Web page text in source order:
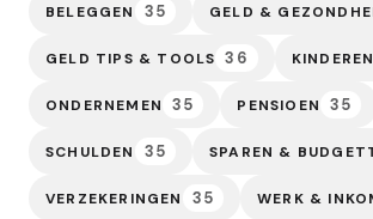
BELEGGEN 35 GELD &
GELD TIPS & TOOLS 36 KINDEREN
ONDERNEMEN 35 PENSIOEN 35
SCHULDEN 35 SPAREN &
VERZEKERINGEN 35 WERK &